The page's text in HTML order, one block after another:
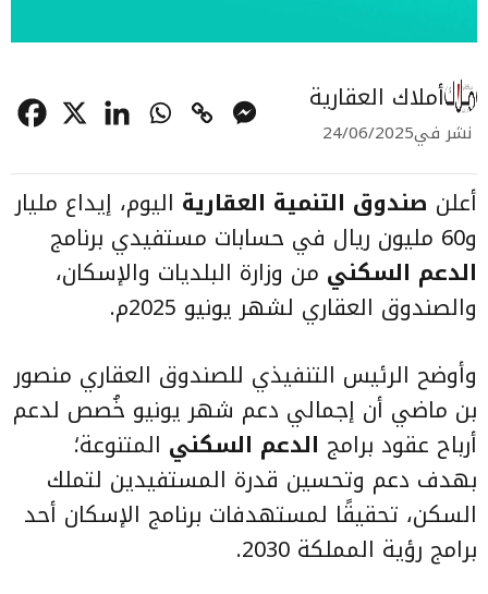
أملاك العقارية
نشر في24/06/2025
أعلن صندوق التنمية العقارية اليوم، إيداع مليار
و60 مليون ريال في حسابات مستفيدي برنامج
الدعم السكني من وزارة البلديات والإسكان،
والصندوق العقاري لشهر يونيو 2025م.
وأوضح الرئيس التنفيذي للصندوق العقاري منصور
بن ماضي أن إجمالي دعم شهر يونيو خُصص لدعم
أرباح عقود برامج الدعم السكني المتنوعة؛
بهدف دعم وتحسين قدرة المستفيدين لتملك
السكن، تحقيقًا لمستهدفات برنامج الإسكان أحد
برامج رؤية المملكة 2030.